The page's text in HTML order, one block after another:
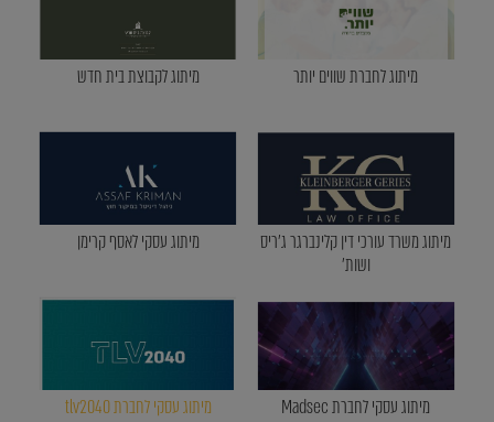
מיתוג לחברת שווים יותר מיתוג לקבוצת בית חדש
מיתוג משרד עורכי דין קלינברגר ג'ריס
ושות'
מיתוג עסקי לאסף קרימן
מיתוג עסקי לחברת Madsec מיתוג עסקי לחברת tlv2040